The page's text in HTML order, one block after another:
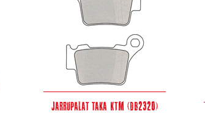
Jarrupalat taka KTM (DB2320)